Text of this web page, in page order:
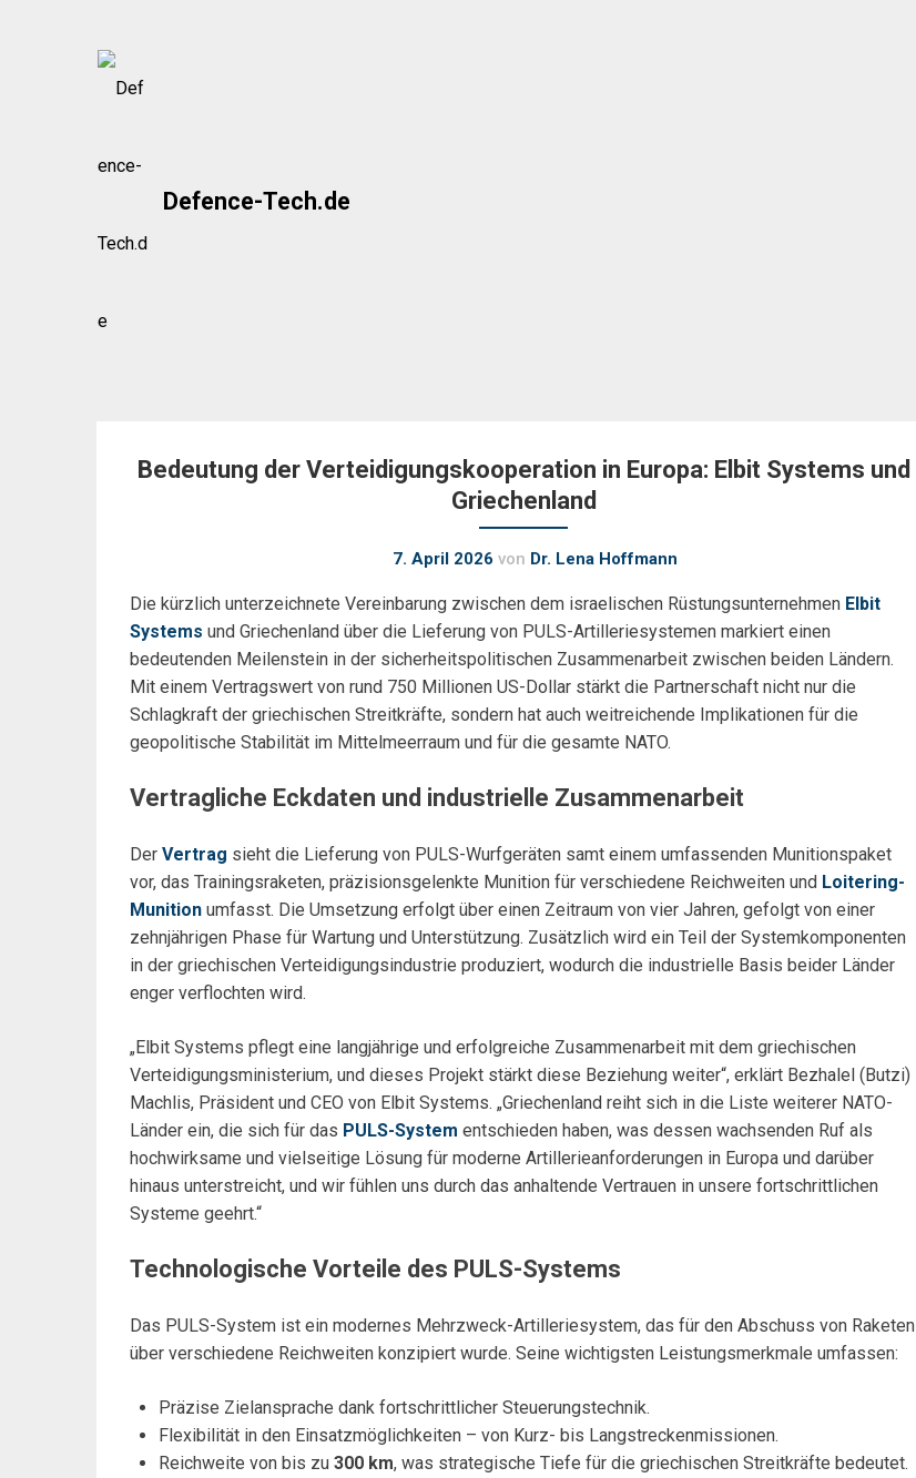
Defence-Tech.de
Bedeutung der Verteidigungskooperation in Europa: Elbit Systems und
Griechenland
7. April 2026 von Dr. Lena Hoffmann
Die kürzlich unterzeichnete Vereinbarung zwischen dem israelischen Rüstungsunternehmen Elbit
Systems und Griechenland über die Lieferung von PULS-Artilleriesystemen markiert einen
bedeutenden Meilenstein in der sicherheitspolitischen Zusammenarbeit zwischen beiden Ländern.
Mit einem Vertragswert von rund 750 Millionen US-Dollar stärkt die Partnerschaft nicht nur die
Schlagkraft der griechischen Streitkräfte, sondern hat auch weitreichende Implikationen für die
geopolitische Stabilität im Mittelmeerraum und für die gesamte NATO.
Vertragliche Eckdaten und industrielle Zusammenarbeit
Der Vertrag sieht die Lieferung von PULS-Wurfgeräten samt einem umfassenden Munitionspaket
vor, das Trainingsraketen, präzisionsgelenkte Munition für verschiedene Reichweiten und Loitering-
Munition umfasst. Die Umsetzung erfolgt über einen Zeitraum von vier Jahren, gefolgt von einer
zehnjährigen Phase für Wartung und Unterstützung. Zusätzlich wird ein Teil der Systemkomponenten
in der griechischen Verteidigungsindustrie produziert, wodurch die industrielle Basis beider Länder
enger verflochten wird.
„Elbit Systems pflegt eine langjährige und erfolgreiche Zusammenarbeit mit dem griechischen
Verteidigungsministerium, und dieses Projekt stärkt diese Beziehung weiter“, erklärt Bezhalel (Butzi)
Machlis, Präsident und CEO von Elbit Systems. „Griechenland reiht sich in die Liste weiterer NATO-
Länder ein, die sich für das PULS-System entschieden haben, was dessen wachsenden Ruf als
hochwirksame und vielseitige Lösung für moderne Artillerieanforderungen in Europa und darüber
hinaus unterstreicht, und wir fühlen uns durch das anhaltende Vertrauen in unsere fortschrittlichen
Systeme geehrt.“
Technologische Vorteile des PULS-Systems
Das PULS-System ist ein modernes Mehrzweck-Artilleriesystem, das für den Abschuss von Raketen
über verschiedene Reichweiten konzipiert wurde. Seine wichtigsten Leistungsmerkmale umfassen:
Präzise Zielansprache dank fortschrittlicher Steuerungstechnik.
Flexibilität in den Einsatzmöglichkeiten – von Kurz- bis Langstreckenmissionen.
Reichweite von bis zu 300 km, was strategische Tiefe für die griechischen Streitkräfte bedeutet.